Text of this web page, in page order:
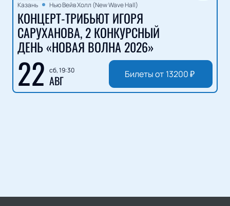
Казань
Нью Вейв Холл (New Wave Hall)
КОНЦЕРТ-ТРИБЬЮТ ИГОРЯ
САРУХАНОВА, 2 КОНКУРСНЫЙ
ДЕНЬ «НОВАЯ ВОЛНА 2026»
22 сб, 19:30
АВГ Билеты от 13200₽